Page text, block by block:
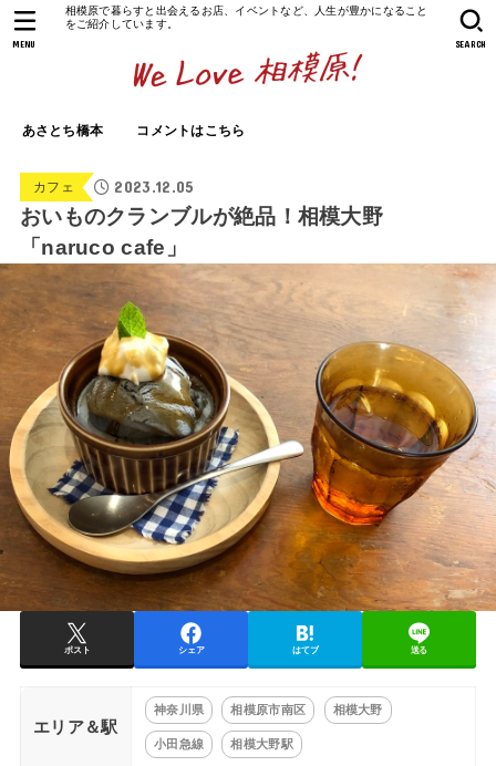
相模原で暮らすと出会えるお店、イベントなど、人生が豊かになること
をご紹介しています。
あさとち橋本 コメントはこちら
SEARCH
MENU
カフェ 2023.12.05
おいものクランブルが絶品！相模大野
「naruco cafe」
ポスト シェア はてブ 送る
エリア＆駅
神奈川県 相模原市南区 相模大野
小田急線 相模大野駅